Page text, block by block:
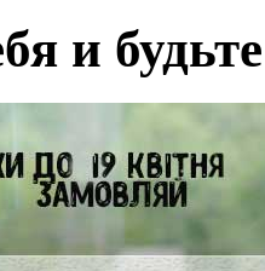
и